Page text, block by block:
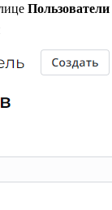
Пользователи